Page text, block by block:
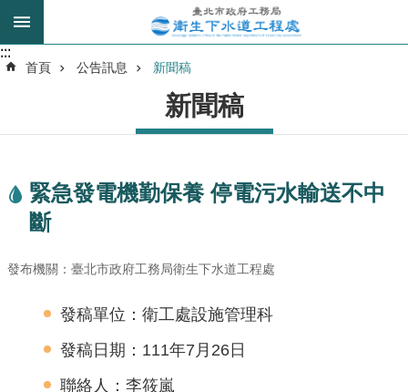
跳到主要內容區塊
進
我
的
分
是
:::
:::
首頁 公告訊息 新聞稿
新聞稿
緊急發電機勤保養 停電污水輸送不中
斷
發布機關：臺北市政府工務局衛生下水道工程處
發稿單位：衛工處設施管理科
發稿日期：111年7月26日
聯絡人：李筱嵐